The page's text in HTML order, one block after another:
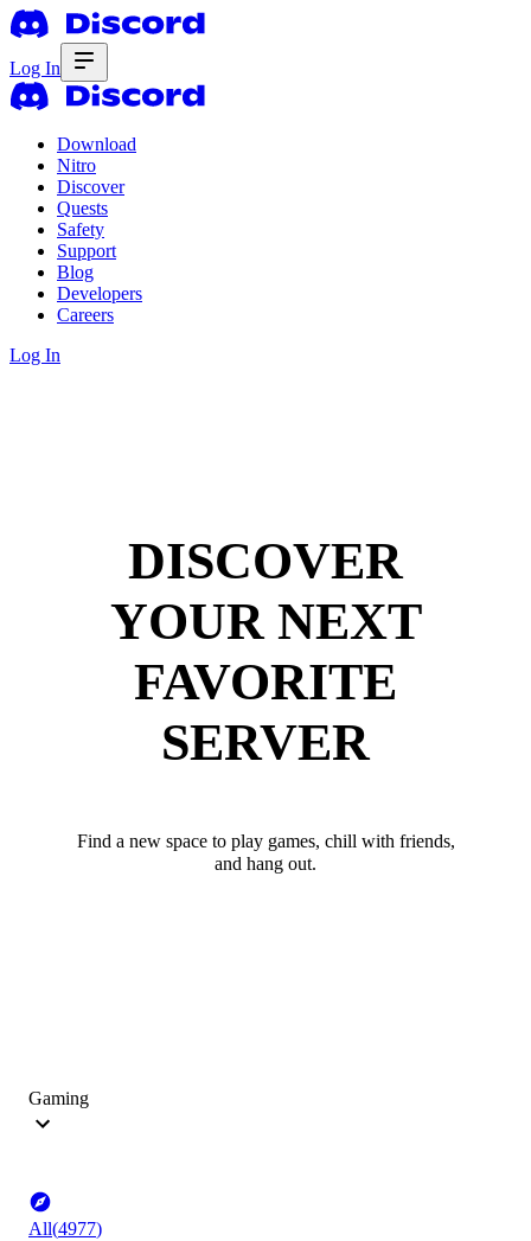
Log In
Download
Nitro
Discover
Quests
Safety
Support
Blog
Developers
Careers
Log In
DISCOVER
YOUR NEXT
FAVORITE
SERVER
Find a new space to play games, chill with friends,
and hang out.
Gaming
All(4977)